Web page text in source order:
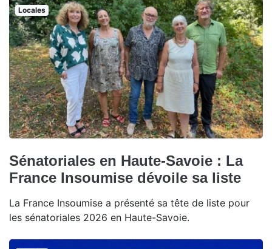
Locales
Sénatoriales en Haute-Savoie : La
France Insoumise dévoile sa liste
La France Insoumise a présenté sa tête de liste pour
les sénatoriales 2026 en Haute-Savoie.